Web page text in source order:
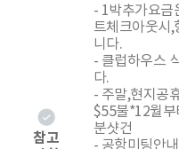
참고
- 1박추가요금
트체크아웃시
니다.
- 클럽하우스
다.
- 주말,현지공
$55불*12월부
분샷건
- 공항미팅안